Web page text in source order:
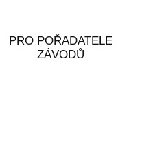
PRO POŘADATELE
ZÁVODŮ